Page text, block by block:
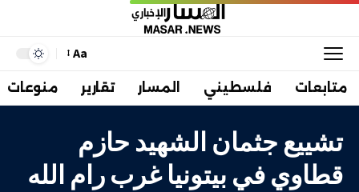
Aa
متابعات فلسطيني المسار تقارير منوعات
تشييع جثمان الشهيد حازم
قطاوي في بيتونيا غرب رام الله